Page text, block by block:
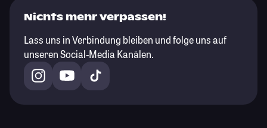
Nichts mehr verpassen!
Lass uns in Verbindung bleiben und folge uns auf
unseren Social-Media Kanälen.